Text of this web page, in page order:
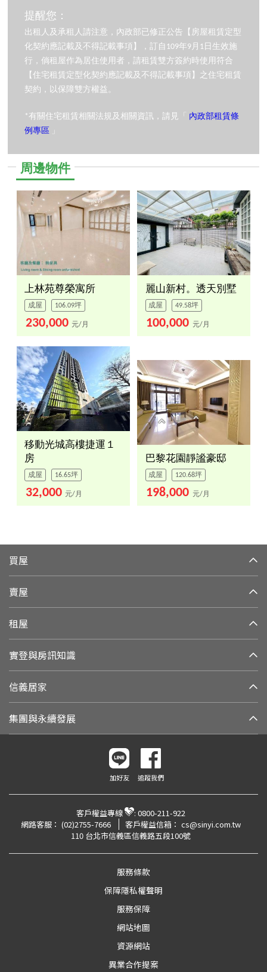
提醒您：
出租人及承租人請注意，內政部已修正公告【房屋租賃定型
化契約應記載及不得記載事項】，訂自109年9月1日生效施
行，倘租屋作為居住使用者，請租賃雙方簽約時使用符合
【住宅租賃定型化契約應記載及不得記載事項】之住宅租賃
契約，以保障雙方權益。
*有關住宅租賃相關法規及相關資訊，請見「 內政部租賃條
例專區 」
周邊物件
上林苑尊榮寓所
成屋 106.09坪
230,000 元/月
麗山新村。透天別墅
成屋 49.58坪
100,000 元/月
移動光城高樓捷運１
房
成屋 16.65坪
32,000 元/月
巴黎花園靜謐豪邸
成屋 120.68坪
198,000 元/月
買屋
賣屋
租屋
實登與房訊知識
信義居家
集團與永續發展
加好友 追蹤我們
客戶權益專線 : 0800-211-922
網路客服： (02)2755-7666 客戶權益信箱： cs@sinyi.com.tw
110 台北市信義區信義路五段100號
服務條款
保障隱私權聲明
服務保障
網站地圖
資源網站
異業合作提案